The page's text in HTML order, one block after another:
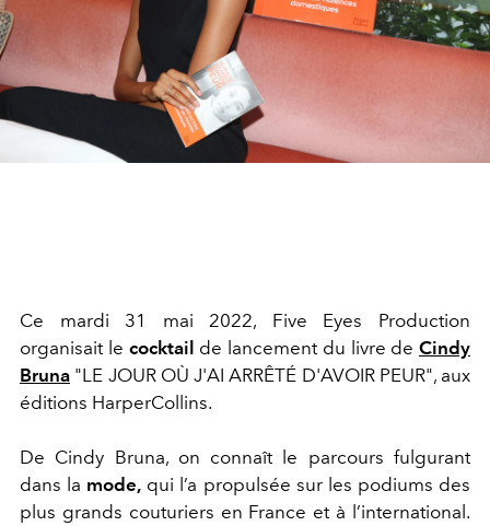
Ce mardi 31 mai 2022, Five Eyes Production
organisait le cocktail de lancement du livre de Cindy
Bruna "LE JOUR OÙ J'AI ARRÊTÉ D'AVOIR PEUR", aux
éditions HarperCollins.
De Cindy Bruna, on connaît le parcours fulgurant
dans la mode, qui l’a propulsée sur les podiums des
plus grands couturiers en France et à l’international.